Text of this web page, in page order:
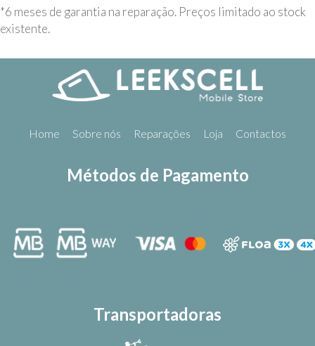
*6 meses de garantia na reparação. Preços limitado ao stock
existente.
Home Sobre nós Reparações Loja Contactos
Métodos de Pagamento
Transportadoras